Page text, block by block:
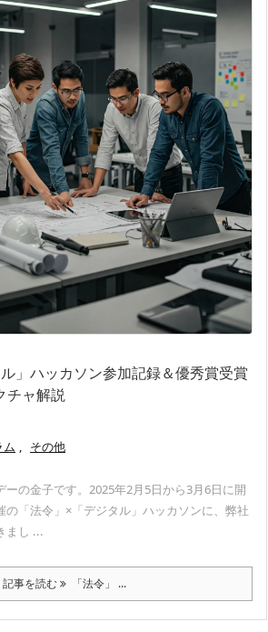
」ハッカソン参加記録＆優秀賞受賞
チャ解説
ム , その他
ーの金子です。2025年2月5日から3月6日に開
の「法令」×「デジタル」ハッカソンに、弊社
まし ...
記事を読む 「法令」 ...